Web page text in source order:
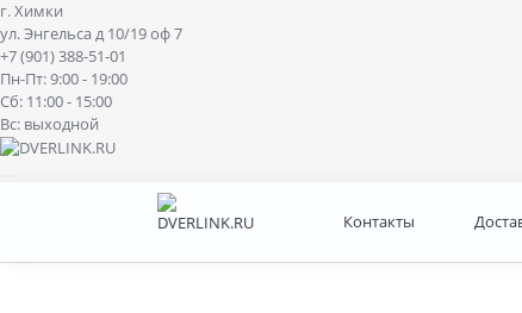
г. Химки
ул. Энгельса д 10/19 оф 7
+7 (901) 388-51-01
Пн-Пт: 9:00 - 19:00
Сб: 11:00 - 15:00
Вс: выходной
Контакты